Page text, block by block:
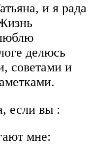
и я рада
делюсь
советами и
если вы :
мне: